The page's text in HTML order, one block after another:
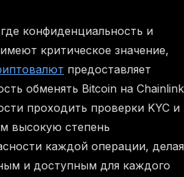
конфиденциальность и
критическое значение,
предоставляет
обменять Bitcoin на Chainlink
проходить проверки KYC и
высокую степень
каждой операции, делая
и доступным для каждого